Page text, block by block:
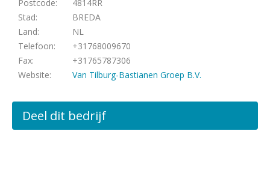
Postcode:
4814RR
Stad:
BREDA
Land:
NL
Telefoon:
+31768009670
Fax:
+31765787306
Website:
Van Tilburg-Bastianen Groep B.V.
Deel dit bedrijf